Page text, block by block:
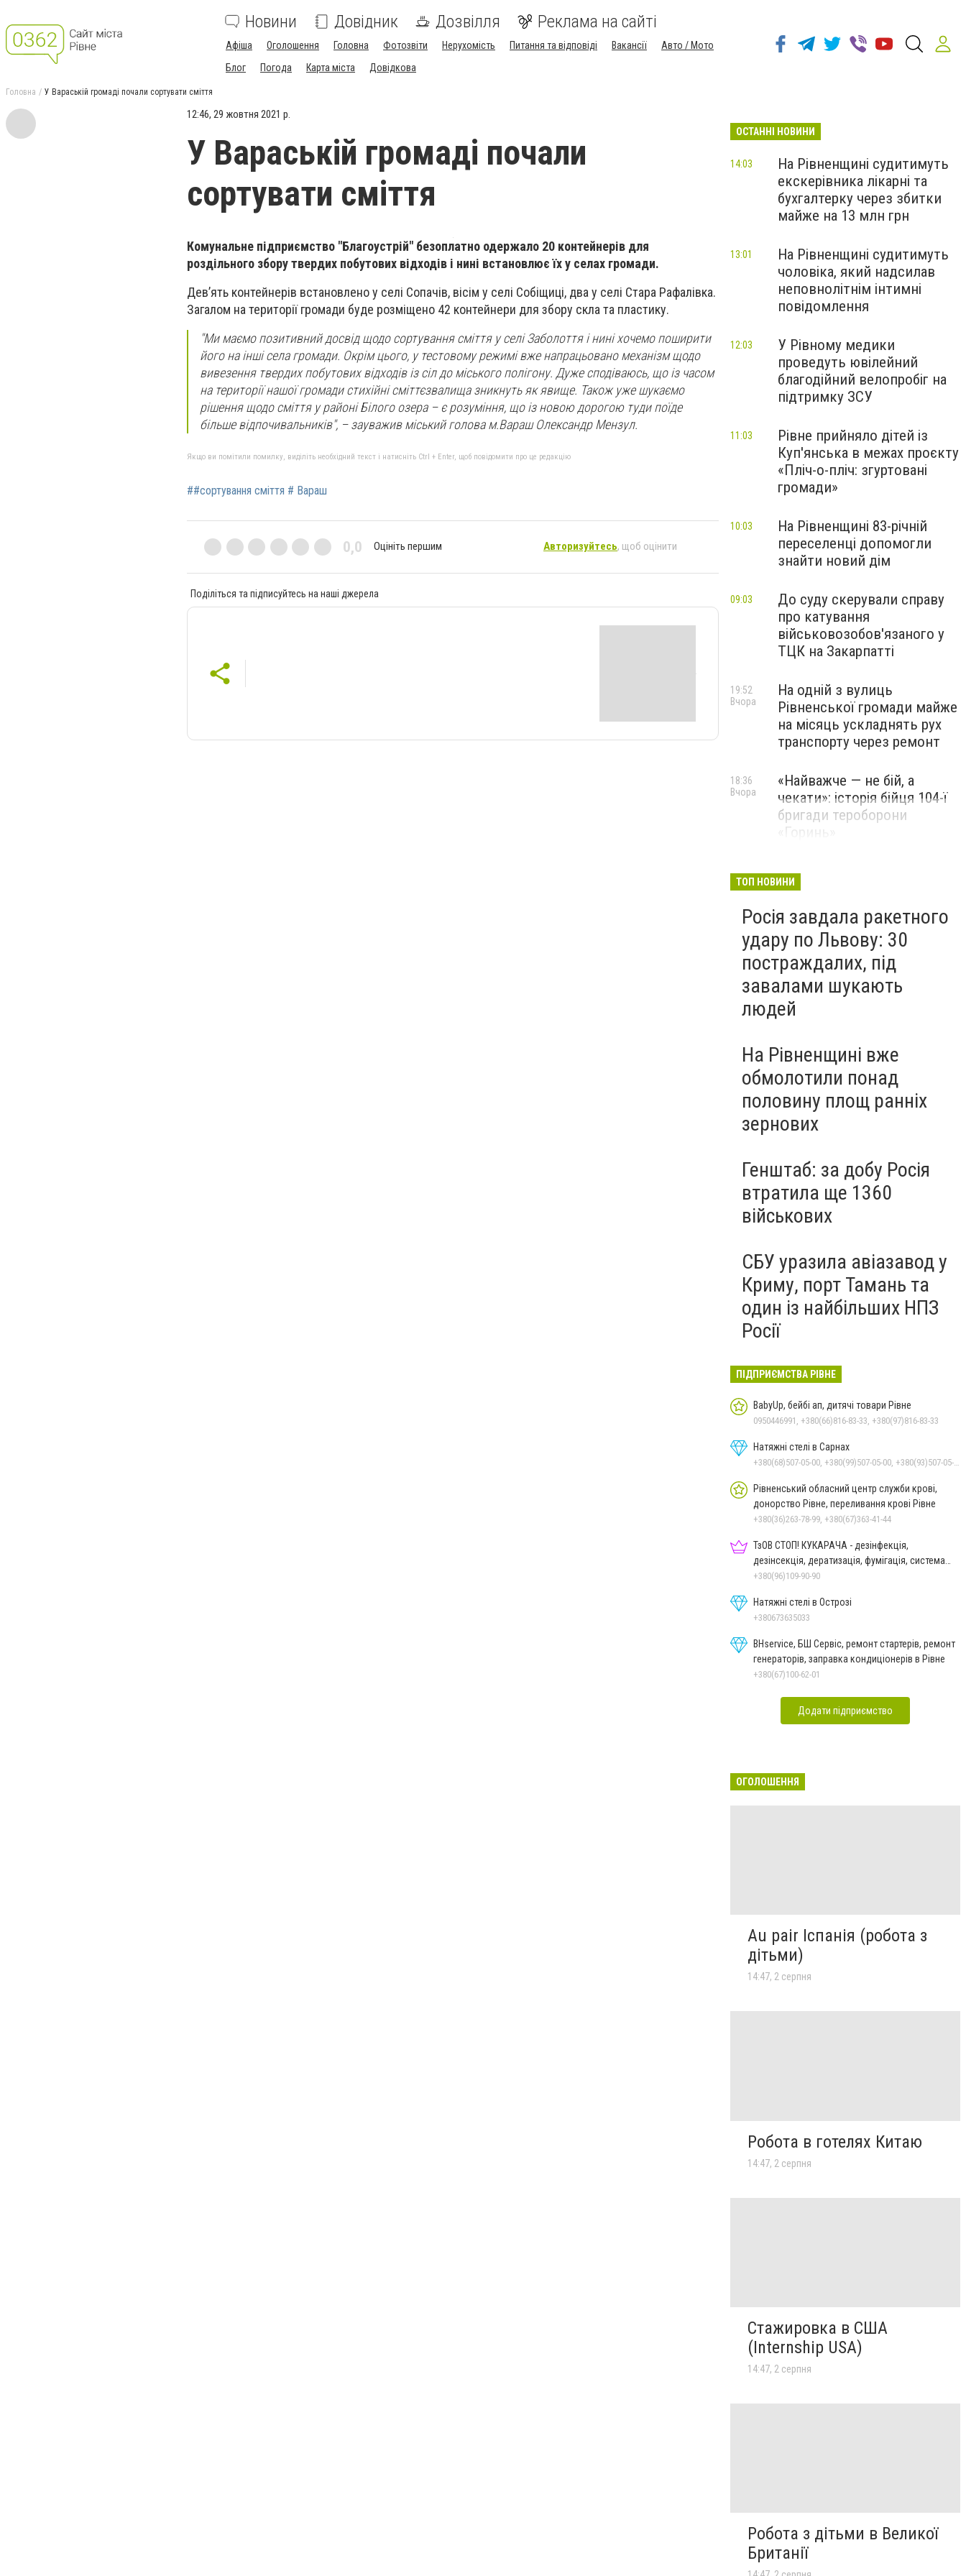
Новини Довідник Дозвілля Реклама на сайті
Афіша Оголошення Головна Фотозвіти Нерухомість Питання та відповіді Вакансії
Авто / Мото
Блог
Погода Карта міста Довідкова
Головна У Вараській громаді почали сортувати сміття
12:46, 29 жовтня 2021 р.
У Вараській громаді почали
сортувати сміття
Комунальне підприємство "Благоустрій" безоплатно одержало 20 контейнерів для
роздільного збору твердих побутових відходів і нині встановлює їх у селах громади.
Дев’ять контейнерів встановлено у селі Сопачів, вісім у селі Собіщиці, два у селі Стара Рафалівка.
Загалом на території громади буде розміщено 42 контейнери для збору скла та пластику.
"Ми маємо позитивний досвід щодо сортування сміття у селі Заболоття і нині хочемо поширити
його на інші села громади. Окрім цього, у тестовому режимі вже напрацьовано механізм щодо
вивезення твердих побутових відходів із сіл до міського полігону. Дуже сподіваюсь, що із часом
на території нашої громади стихійні сміттєзвалища зникнуть як явище. Також уже шукаємо
рішення щодо сміття у районі Білого озера – є розуміння, що із новою дорогою туди поїде
більше відпочивальників", – зауважив міський голова м.Вараш Олександр Мензул.
Якщо ви помітили помилку, виділіть необхідний текст і натисніть Ctrl + Enter, щоб повідомити про це редакцію
##сортування сміття # Вараш
0,0 Оцініть першим Авторизуйтесь, щоб оцінити
Поділіться та підписуйтесь на наші джерела
ОСТАННІ НОВИНИ
На Рівненщині судитимуть
екскерівника лікарні та
бухгалтерку через збитки
майже на 13 млн грн
14:03
На Рівненщині судитимуть
чоловіка, який надсилав
неповнолітнім інтимні
повідомлення
13:01
У Рівному медики
проведуть ювілейний
благодійний велопробіг на
підтримку ЗСУ
12:03
Рівне прийняло дітей із
Куп'янська в межах проєкту
«Пліч-о-пліч: згуртовані
громади»
11:03
На Рівненщині 83-річній
переселенці допомогли
знайти новий дім
10:03
До суду скерували справу
про катування
військовозобов'язаного у
ТЦК на Закарпатті
09:03
На одній з вулиць
Рівненської громади майже
на місяць ускладнять рух
транспорту через ремонт
19:52
Вчора
«Найважче — не бій, а
чекати»: історія бійця 104-ї
бригади тероборони
«Горинь»
18:36
Вчора
ТОП НОВИНИ
Росія завдала ракетного
удару по Львову: 30
постраждалих, під
завалами шукають
людей
На Рівненщині вже
обмолотили понад
половину площ ранніх
зернових
Генштаб: за добу Росія
втратила ще 1360
військових
СБУ уразила авіазавод у
Криму, порт Тамань та
один із найбільших НПЗ
Росії
ПІДПРИЄМСТВА РІВНЕ
BabyUp, бейбі ап, дитячі товари Рівне
0950446991, +380(66)816-83-33, +380(97)816-83-33
Натяжні стелі в Сарнах
+380(68)507-05-00, +380(99)507-05-00, +380(93)507-05-00
Рівненський обласний центр служби крові,
донорство Рівне, переливання крові Рівне
+380(36)263-78-99, +380(67)363-41-44
ТзОВ СТОП! КУКАРАЧА - дезінфекція,
дезінсекція, дератизація, фумігація, система
HACCP
+380(96)109-90-90
Натяжні стелі в Острозі
+380673635033
BHservice, БШ Сервіс, ремонт стартерів, ремонт
генераторів, заправка кондиціонерів в Рівне
+380(67)100-62-01
Додати підприємство
ОГОЛОШЕННЯ
Au pair Іспанія (робота з
дітьми)
14:47, 2 серпня
Робота в готелях Китаю
14:47, 2 серпня
Стажировка в США
(Internship USA)
14:47, 2 серпня
Робота з дітьми в Великої
Британії